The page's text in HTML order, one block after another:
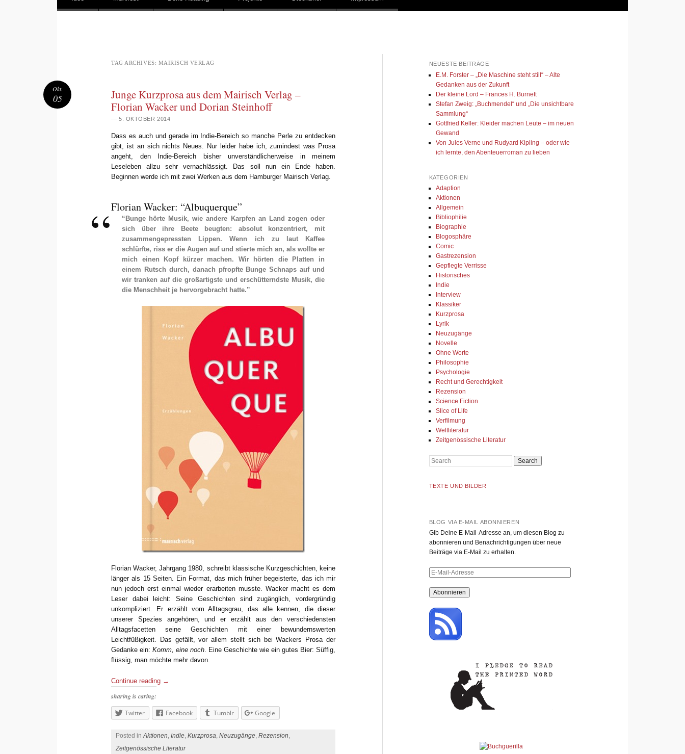
TAG ARCHIVES: MAIRISCH VERLAG
Junge Kurzprosa aus dem Mairisch Verlag –
Florian Wacker und Dorian Steinhoff
— 5. OKTOBER 2014
Dass es auch und gerade im Indie-Bereich so manche Perle zu entdecken
gibt, ist an sich nichts Neues. Nur leider habe ich, zumindest was Prosa
angeht, den Indie-Bereich bisher unverständlicherweise in meinem
Leseleben allzu sehr vernachlässigt. Das soll nun ein Ende haben.
Beginnen werde ich mit zwei Werken aus dem Hamburger Mairisch Verlag.
Florian Wacker: “Albuquerque”
“Bunge hörte Musik, wie andere Karpfen an Land zogen oder
sich über ihre Beete beugten: absolut konzentriert, mit
zusammengepressten Lippen. Wenn ich zu laut Kaffee
schlürfte, riss er die Augen auf und stierte mich an, als wollte er
mich einen Kopf kürzer machen. Wir hörten die Platten in
einem Rutsch durch, danach pfropfte Bunge Schnaps auf und
wir tranken auf die großartigste und erschütterndste Musik, die
die Menschheit je hervorgebracht hatte.”
Florian Wacker, Jahrgang 1980, schreibt klassische Kurzgeschichten, keine
länger als 15 Seiten. Ein Format, das mich früher begeisterte, das ich mir
nun jedoch erst einmal wieder erarbeiten musste. Wacker macht es dem
Leser dabei leicht: Seine Geschichten sind zugänglich, vordergründig
unkompliziert. Er erzählt vom Alltagsgrau, das alle kennen, die dieser
unserer Spezies angehören, und er erzählt aus den verschiedensten
Alltagsfacetten seine Geschichten mit einer bewundernswerten
Leichtfüßigkeit. Das gefällt, vor allem stellt sich bei Wackers Prosa der
Gedanke ein: Komm, eine noch . Eine Geschichte wie ein gutes Bier: Süffig,
flüssig, man möchte mehr davon.
Continue reading →
sharing is caring:
Twitter
Facebook Tumblr Google
Posted inAktionen, Indie, Kurzprosa, Neuzugänge, Rezension,
Zeitgenössische Literatur
Okt.
05
NEUESTE BEITRÄGE
E.M. Forster – „Die Maschine steht still“ – Alte
Gedanken aus der Zukunft
Der kleine Lord – Frances H. Burnett
Stefan Zweig: „Buchmendel“ und „Die unsichtbare
Sammlung“
Gottfried Keller: Kleider machen Leute – im neuen
Gewand
Von Jules Verne und Rudyard Kipling – oder wie
ich lernte, den Abenteuerroman zu lieben
KATEGORIEN
Adaption
Aktionen
Allgemein
Bibliophilie
Biographie
Blogosphäre
Comic
Gastrezension
Gepflegte Verrisse
Historisches
Indie
Interview
Klassiker
Kurzprosa
Lyrik
Neuzugänge
Novelle
Ohne Worte
Philosophie
Psychologie
Recht und Gerechtigkeit
Rezension
Science Fiction
Slice of Life
Verfilmung
Weltliteratur
Zeitgenössische Literatur
Search
TEXTE UND BILDER
BLOG VIA E-MAIL ABONNIEREN
Gib Deine E-Mail-Adresse an, um diesen Blog zu
abonnieren und Benachrichtigungen über neue
Beiträge via E-Mail zu erhalten.
E-
Adresse